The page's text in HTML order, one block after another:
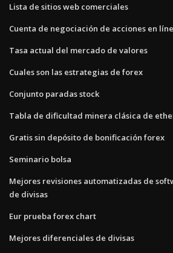
Lista de sitios web comerciales
Cuenta de negociación de acciones en
Tasa actual del mercado de valores
Cuales son las estrategias de forex
Conjunto paradas stock
Tabla de dificultad minera clásica de
Gratis sin depósito de bonificación forex
Seminario bolsa
Mejores revisiones automatizadas de
de divisas
Eur prueba forex chart
Mejores diferenciales de divisas